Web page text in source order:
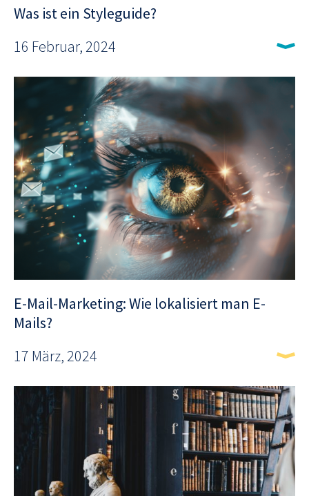
Was ist ein Styleguide?
16 Februar, 2024
E-Mail-Marketing: Wie lokalisiert man E-
Mails?
17 März, 2024